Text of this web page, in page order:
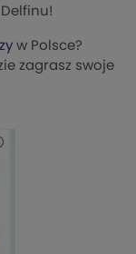
w Polsce?
zagrasz swoje